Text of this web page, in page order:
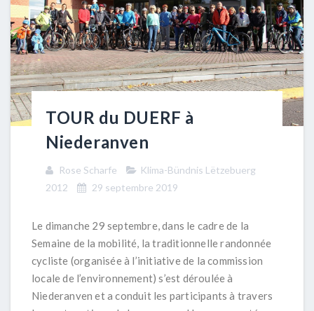
TOUR du DUERF à
Niederanven
Rose Scharfe
Klima-Bündnis Lëtzebuerg
2012
29 septembre 2019
Le dimanche 29 septembre, dans le cadre de la
Semaine de la mobilité, la traditionnelle randonnée
cycliste (organisée à l’initiative de la commission
locale de l’environnement) s’est déroulée à
Niederanven et a conduit les participants à travers